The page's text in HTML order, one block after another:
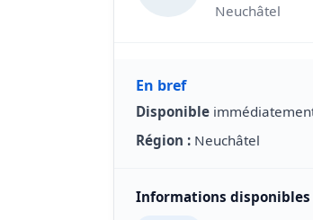
Neuchâtel
En bref
Disponible
Région : Neuchâtel
Informations disponibles